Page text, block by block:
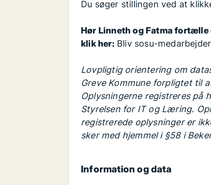
Du søger stillingen ved at
Hør Linneth og Fatma fortælle
klik her: Bliv sosu-
Lovpligtig orientering om
Greve Kommune forpligtet til
Oplysningerne registreres på
Styrelsen for IT og Læring.
registrerede oplysninger er
sker med hjemmel i §58 i
Information og data